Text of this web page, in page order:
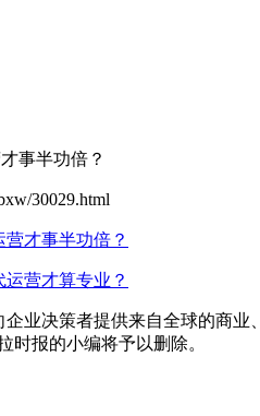
事半功倍？
30029.html
才事半功倍？
营才算专业？
业决策者提供来自全球的商
时报的小编将予以删除。